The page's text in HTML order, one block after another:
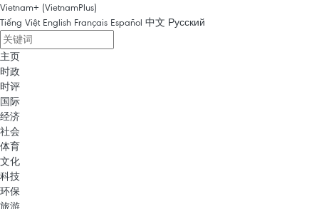
Vietnam+ (VietnamPlus)
Tiếng Việt English Français Español 中文 Русский
主页
时政
时评
国际
经济
社会
体育
文化
科技
环保
旅游